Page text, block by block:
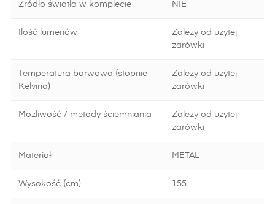
Źródło światła w komplecie NIE
Ilość lumenów
Zależy od użytej
żarówki
Temperatura barwowa (stopnie
Kelvina)
Zależy od użytej
żarówki
Możliwość / metody ściemniania
Zależy od użytej
żarówki
Materiał METAL
Wysokość (cm) 155